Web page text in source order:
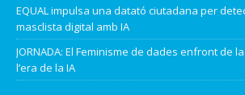
EQUAL impulsa una datató ciutadana per
masclista digital amb IA
JORNADA: El Feminisme de dades enfront de
l’era de la IA